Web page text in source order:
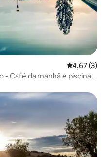
4,67 de
4,67 (3)
- Café da manhã e piscina